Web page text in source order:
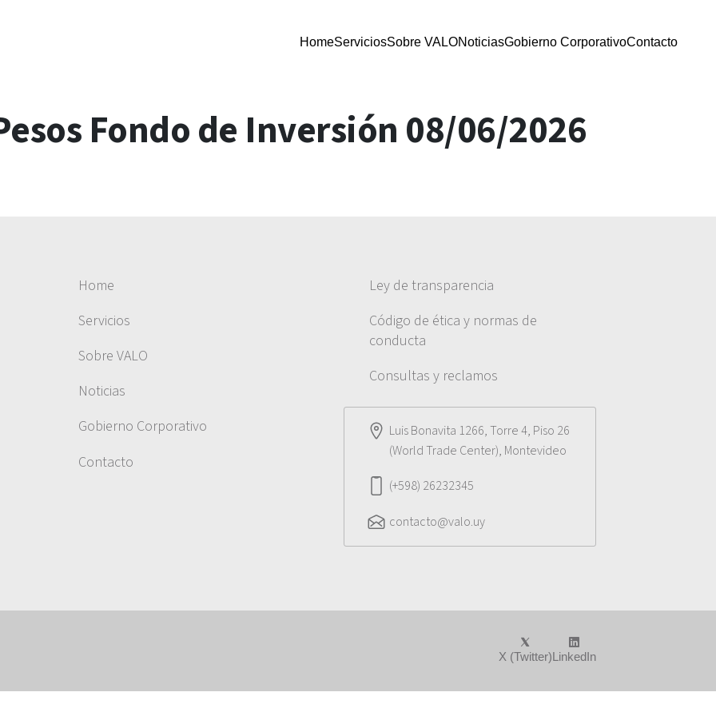
HomeServiciosSobre VALONoticiasGobierno CorporativoContacto
Fondo de Inversión 08/06/2026
Home
Servicios
Sobre VALO
Noticias
Gobierno Corporativo
Contacto
Ley de transparencia
Código de ética y normas de
conducta
Consultas y reclamos
Luis Bonavita 1266, Torre 4, Piso 26
(World Trade Center), Montevideo
(+598) 26232345
contacto@valo.uy
X (Twitter)LinkedIn